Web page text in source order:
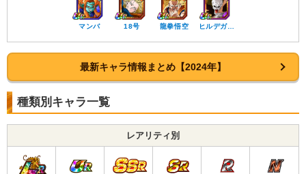
マンバ 18号 龍拳悟空 ヒルデガ…
最新キャラ情報まとめ【2024年】
種類別キャラ一覧
レアリティ別